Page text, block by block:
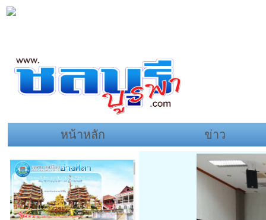
หน้าหลัก ข่าว